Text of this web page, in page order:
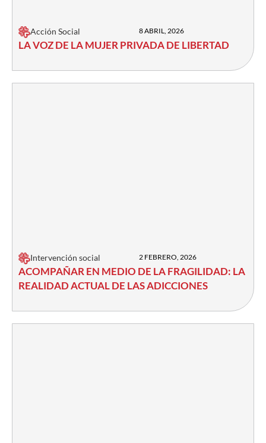
Acción Social 8 ABRIL, 2026
LA VOZ DE LA MUJER PRIVADA DE LIBERTAD
Intervención social 2 FEBRERO, 2026
ACOMPAÑAR EN MEDIO DE LA FRAGILIDAD: LA
REALIDAD ACTUAL DE LAS ADICCIONES